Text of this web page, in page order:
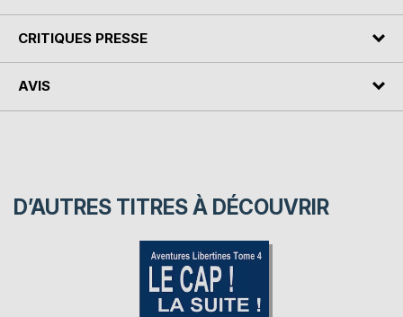
CRITIQUES PRESSE
AVIS
D’AUTRES TITRES À DÉCOUVRIR